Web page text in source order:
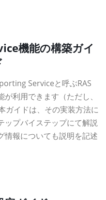
機能の構築ガイ
Serviceと呼ぶRAS
利用できます（ただし、
ガイドは、その実装方法に
ップバイステップにて解説
情報についても説明を記述